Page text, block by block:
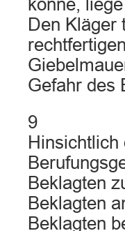
könne,
Den Kläger
Gefahr des
9
Beklagten
Beklagten
Beklagten